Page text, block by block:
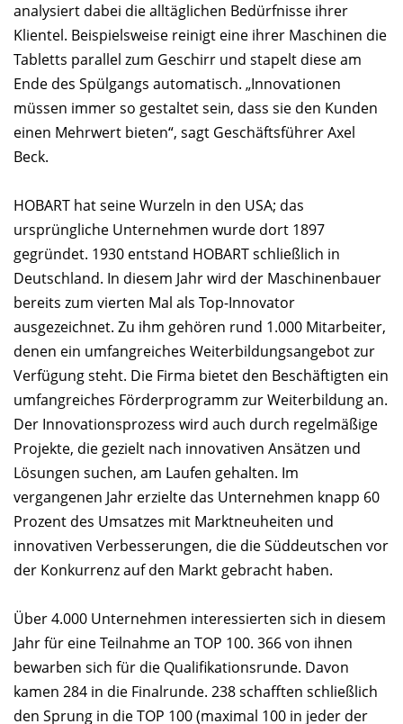
analysiert dabei die alltäglichen Bedürfnisse ihrer
Klientel. Beispielsweise reinigt eine ihrer Maschinen die
Tabletts parallel zum Geschirr und stapelt diese am
Ende des Spülgangs automatisch. „Innovationen
müssen immer so gestaltet sein, dass sie den Kunden
einen Mehrwert bieten“, sagt Geschäftsführer Axel
Beck.
HOBART hat seine Wurzeln in den USA; das
ursprüngliche Unternehmen wurde dort 1897
gegründet. 1930 entstand HOBART schließlich in
Deutschland. In diesem Jahr wird der Maschinenbauer
bereits zum vierten Mal als Top-Innovator
ausgezeichnet. Zu ihm gehören rund 1.000 Mitarbeiter,
denen ein umfangreiches Weiterbildungsangebot zur
Verfügung steht. Die Firma bietet den Beschäftigten ein
umfangreiches Förderprogramm zur Weiterbildung an.
Der Innovationsprozess wird auch durch regelmäßige
Projekte, die gezielt nach innovativen Ansätzen und
Lösungen suchen, am Laufen gehalten. Im
vergangenen Jahr erzielte das Unternehmen knapp 60
Prozent des Umsatzes mit Marktneuheiten und
innovativen Verbesserungen, die die Süddeutschen vor
der Konkurrenz auf den Markt gebracht haben.
Über 4.000 Unternehmen interessierten sich in diesem
Jahr für eine Teilnahme an TOP 100. 366 von ihnen
bewarben sich für die Qualifikationsrunde. Davon
kamen 284 in die Finalrunde. 238 schafften schließlich
den Sprung in die TOP 100 (maximal 100 in jeder der